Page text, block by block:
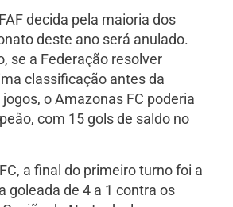
decida pela maioria dos
deste ano será anulado.
se a Federação resolver
classificação antes da
o Amazonas FC poderia
com 15 gols de saldo no
a final do primeiro turno foi a
goleada de 4 a 1 contra os